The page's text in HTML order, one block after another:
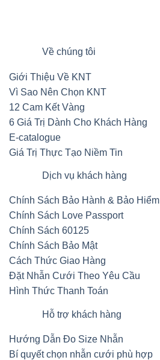
Về chúng tôi
Giới Thiệu Về KNT
Vì Sao Nên Chọn KNT
12 Cam Kết Vàng
6 Giá Trị Dành Cho Khách Hàng
E-catalogue
Giá Trị Thực Tạo Niềm Tin
Dịch vụ khách hàng
Chính Sách Bảo Hành & Bảo Hiểm
Chính Sách Love Passport
Chính Sách 60125
Chính Sách Bảo Mật
Cách Thức Giao Hàng
Đặt Nhẫn Cưới Theo Yêu Cầu
Hình Thức Thanh Toán
Hỗ trợ khách hàng
Hướng Dẫn Đo Size Nhẫn
Bí quyết chọn nhẫn cưới phù hợp